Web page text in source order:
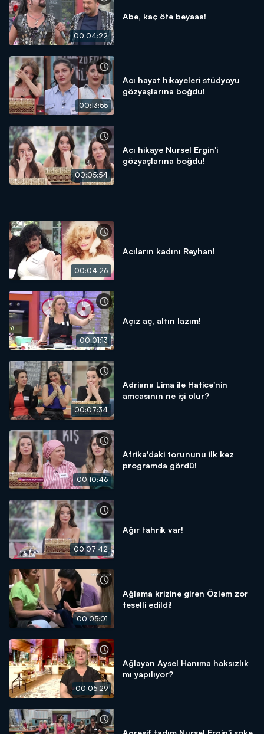
00:04:22
Abe, kaç öte beyaaa!
00:13:55
Acı hayat hikayeleri stüdyoyu
gözyaşlarına boğdu!
00:05:54
Acı hikaye Nursel Ergin'i
gözyaşlarına boğdu!
00:04:26
Acıların kadını Reyhan!
00:01:13
Açız aç, altın lazım!
00:07:34
Adriana Lima ile Hatice'nin
amcasının ne işi olur?
00:10:46
Afrika'daki torununu ilk kez
programda gördü!
00:07:42
Ağır tahrik var!
00:05:01
Ağlama krizine giren Özlem zor
teselli edildi!
00:05:29
Ağlayan Aysel Hanıma haksızlık
mı yapılıyor?